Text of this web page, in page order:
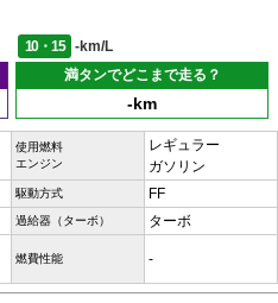
10・15
-km/L
満タンでどこまで走る？
-km
使用燃料
エンジン
レギュラー
ガソリン
駆動方式 FF
過給器（ターボ） ターボ
燃費性能 -